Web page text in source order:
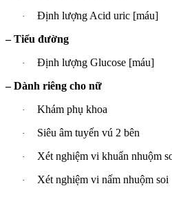
·
Định lượng Acid uric [máu]
– Tiểu đường
·
Định lượng Glucose [máu]
– Dành riêng cho nữ
· Khám phụ khoa
· Siêu âm tuyến vú 2 bên
· Xét nghiệm vi khuẩn nhuộm
· Xét nghiệm vi nấm nhuộm soi